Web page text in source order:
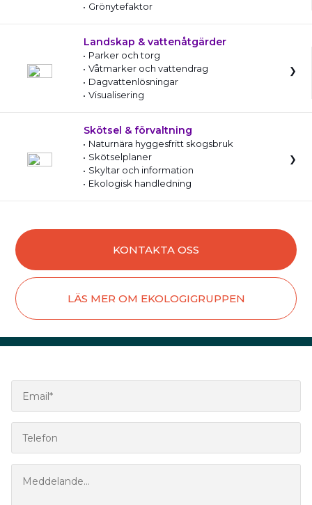
Grönytefaktor
Landskap & vattenåtgärder
Parker och torg
Våtmarker och vattendrag
Dagvattenlösningar
Visualisering
Skötsel & förvaltning
Naturnära hyggesfritt skogsbruk
Skötselplaner
Skyltar och information
Ekologisk handledning
KONTAKTA OSS
LÄS MER OM EKOLOGIGRUPPEN